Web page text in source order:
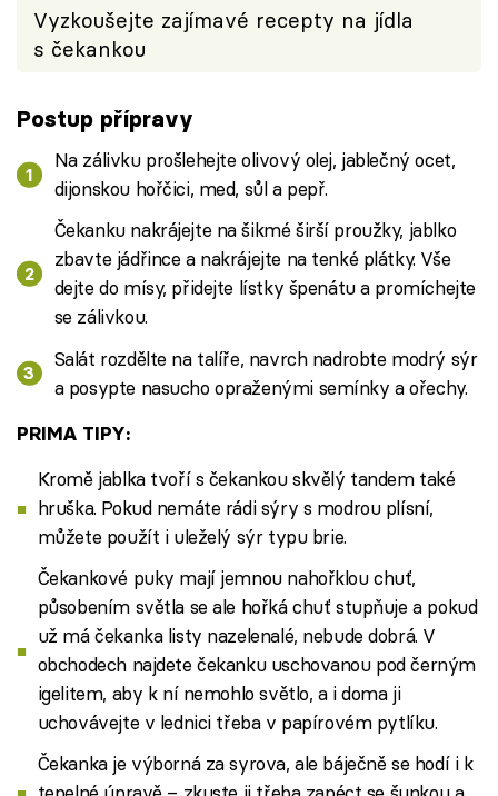
Vyzkoušejte zajímavé recepty na jídla
s čekankou
Postup přípravy
Na zálivku prošlehejte olivový olej, jablečný ocet,
dijonskou hořčici, med, sůl a pepř.
Čekanku nakrájejte na šikmé širší proužky, jablko
zbavte jádřince a nakrájejte na tenké plátky. Vše
dejte do mísy, přidejte lístky špenátu a promíchejte
se zálivkou.
Salát rozdělte na talíře, navrch nadrobte modrý sýr
a posypte nasucho opraženými semínky a ořechy.
PRIMA TIPY:
Kromě jablka tvoří s čekankou skvělý tandem také
hruška. Pokud nemáte rádi sýry s modrou plísní,
můžete použít i uleželý sýr typu brie.
Čekankové puky mají jemnou nahořklou chuť,
působením světla se ale hořká chuť stupňuje a pokud
už má čekanka listy nazelenalé, nebude dobrá. V
obchodech najdete čekanku uschovanou pod černým
igelitem, aby k ní nemohlo světlo, a i doma ji
uchovávejte v lednici třeba v papírovém pytlíku.
Čekanka je výborná za syrova, ale báječně se hodí i k